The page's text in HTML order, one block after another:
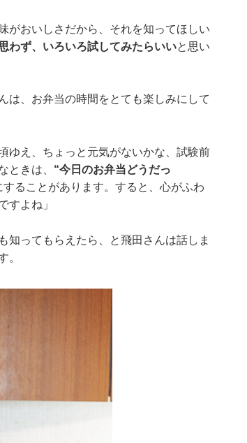
がおいしさだから、それを知ってほしい
わず、いろいろ試してみたらいいと思い
は、お弁当の時間をとても楽しみにして
ゆえ、ちょっと元気がないかな、試験前
ときは、 “今日のお弁当どうだっ
ることがあります。すると、心がふわ
すよね」
知ってもらえたら、と飛田さんは話しま
。